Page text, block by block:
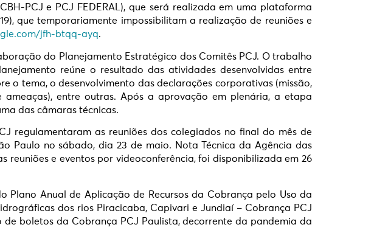
PCJ e PCJ FEDERAL), que será realizada em uma plataforma
que temporariamente impossibilitam a realização de reuniões e
jfh-btqq-ayq.
do Planejamento Estratégico dos Comitês PCJ. O trabalho
reúne o resultado das atividades desenvolvidas entre
o tema, o desenvolvimento das declarações corporativas (missão,
entre outras. Após a aprovação em plenária, a etapa
das câmaras técnicas.
regulamentaram as reuniões dos colegiados no final do mês de
Paulo no sábado, dia 23 de maio. Nota Técnica da Agência das
reuniões e eventos por videoconferência, foi disponibilizada em 26
Anual de Aplicação de Recursos da Cobrança pelo Uso da
dos rios Piracicaba, Capivari e Jundiaí – Cobrança PCJ
boletos da Cobrança PCJ Paulista, decorrente da pandemia da